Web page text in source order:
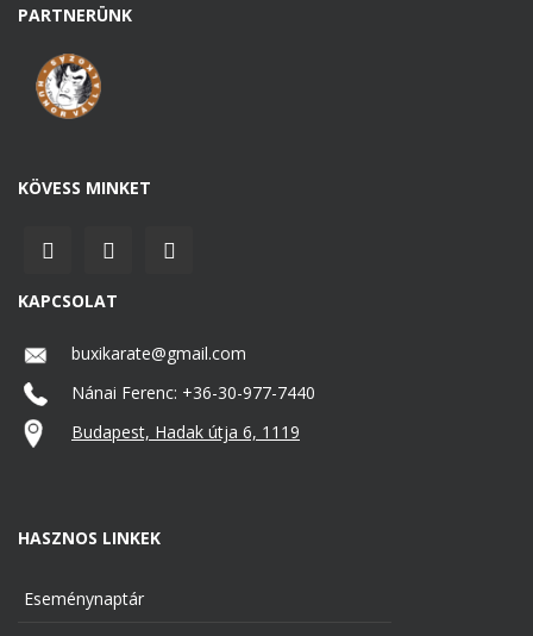
PARTNERÜNK
KÖVESS MINKET
KAPCSOLAT
buxikarate@gmail.com
Nánai Ferenc: +36-30-977-7440
Budapest, Hadak útja 6, 1119
HASZNOS LINKEK
Eseménynaptár